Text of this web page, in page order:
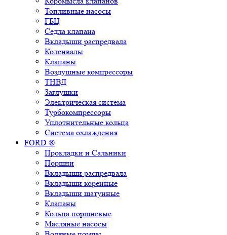
Топливные насосы
ГБЦ
Седла клапана
Вкладыши распредвала
Коленвалы
Клапаны
Воздушные компрессоры
ТНВД
Заглушки
Электрическая система
Турбокомпрессоры
Уплотнительные кольца
Система охлаждения
FORD ®
Прокладки и Сальники
Поршни
Вкладыши распредвала
Вкладыши коренные
Вкладыши шатунные
Клапаны
Кольца поршневые
Масляные насосы